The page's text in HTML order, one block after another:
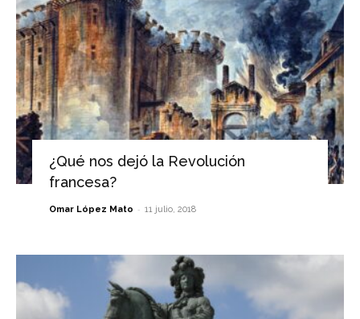
¿Qué nos dejó la Revolución
francesa?
Omar López Mato - 11 julio, 2018